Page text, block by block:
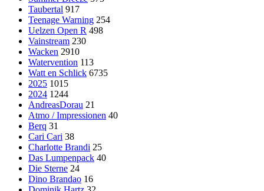
Taubertal 917
Teenage Warning 254
Uelzen Open R 498
Vainstream 230
Wacken 2910
Watervention 113
Watt en Schlick 6735
2025 1015
2024 1244
AndreasDorau 21
Atmo / Impressionen 40
Berq 31
Cari Cari 38
Charlotte Brandi 25
Das Lumpenpack 40
Die Sterne 24
Dino Brandao 16